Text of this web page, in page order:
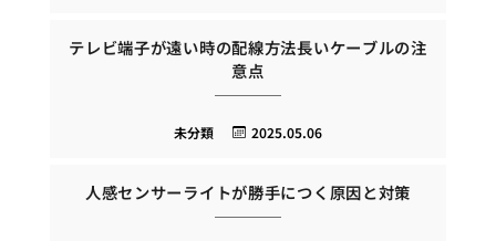
テレビ端子が遠い時の配線方法長いケーブルの注
意点
2025.05.06
未分類
人感センサーライトが勝手につく原因と対策